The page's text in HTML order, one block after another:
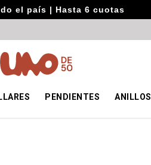
el país | Hasta 6 cuotas
PENDIENTES ANILLOS